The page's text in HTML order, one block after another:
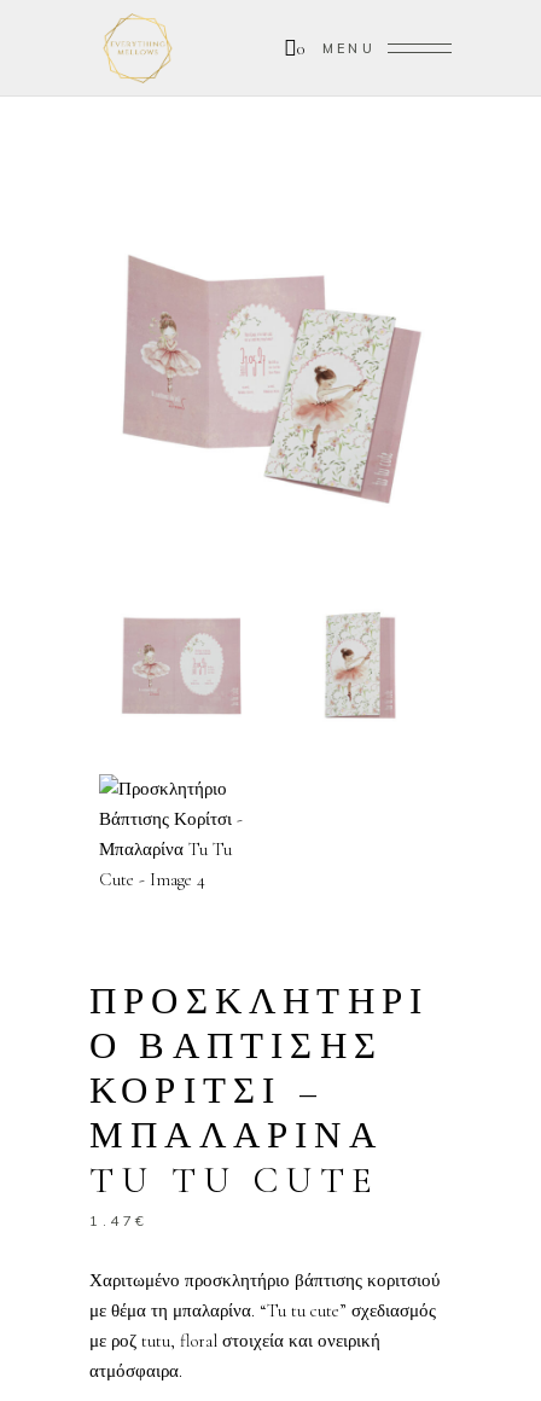
0 MENU
ΠΡΟΣΚΛΗΤΗΡΙ
Ο ΒΑΠΤΙΣΗΣ
ΚΟΡΙΤΣΙ –
ΜΠΑΛΑΡΙΝΑ
TU TU CUTE
1.47€
Χαριτωμένο προσκλητήριο βάπτισης κοριτσιού
με θέμα τη μπαλαρίνα. “Tu tu cute” σχεδιασμός
με ροζ tutu, floral στοιχεία και ονειρική
ατμόσφαιρα.